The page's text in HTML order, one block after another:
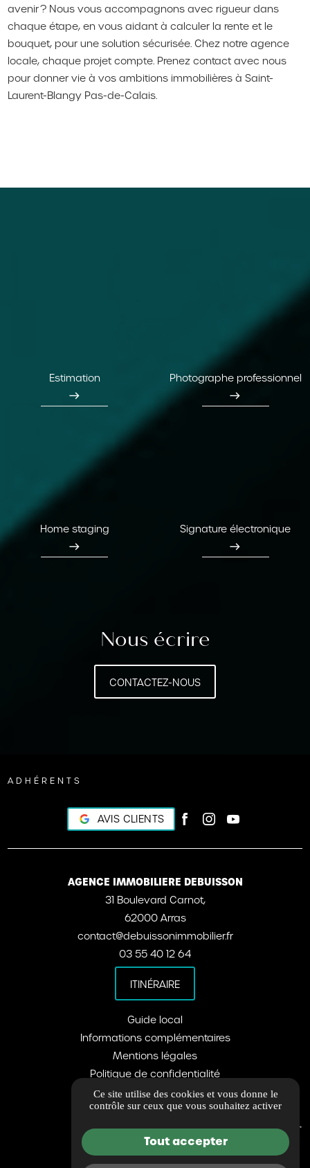
avenir ? Nous vous accompagnons avec rigueur dans
chaque étape, en vous aidant à calculer la rente et le
bouquet, pour une solution sécurisée. Chez notre agence
locale, chaque projet compte. Prenez contact avec nous
pour donner vie à vos ambitions immobilières à Saint-
Laurent-Blangy Pas-de-Calais.
Estimation
east
Photographe professionnel
east
Home staging
east
Signature électronique
east
Nous écrire
CONTACTEZ-NOUS
ADHÉRENTS
AVIS CLIENTS
AGENCE IMMOBILIERE DEBUISSON
31 Boulevard Carnot,
62000 Arras
contact@debuissonimmobilier.fr
03 55 40 12 64
ITINÉRAIRE
Guide local
Informations complémentaires
Mentions légales
Politique de confidentialité
Barème d'honoraires
Gestion des cookies
Ce site utilise des cookies et vous donne le
contrôle sur ceux que vous souhaitez activer
Tout accepter